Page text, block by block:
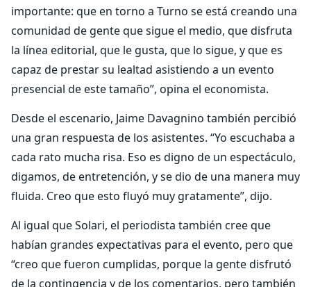
importante: que en torno a Turno se está creando una
comunidad de gente que sigue el medio, que disfruta
la línea editorial, que le gusta, que lo sigue, y que es
capaz de prestar su lealtad asistiendo a un evento
presencial de este tamaño”, opina el economista.
Desde el escenario, Jaime Davagnino también percibió
una gran respuesta de los asistentes. “Yo escuchaba a
cada rato mucha risa. Eso es digno de un espectáculo,
digamos, de entretención, y se dio de una manera muy
fluida. Creo que esto fluyó muy gratamente”, dijo.
Al igual que Solari, el periodista también cree que
habían grandes expectativas para el evento, pero que
“creo que fueron cumplidas, porque la gente disfrutó
de la contingencia y de los comentarios, pero también